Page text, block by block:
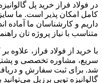
در فولاد فراز خرید پل
کامل امکان ‌پذیر است. ما
داریم و کارشناسان ما آماده‌
متناسب با نیاز پروژه ‌تان
با خرید از فولاد فراز،
سریع، مشاوره تخصصی و
شد. برای ثبت سفارش و
گالوانیزه توپی برزیل